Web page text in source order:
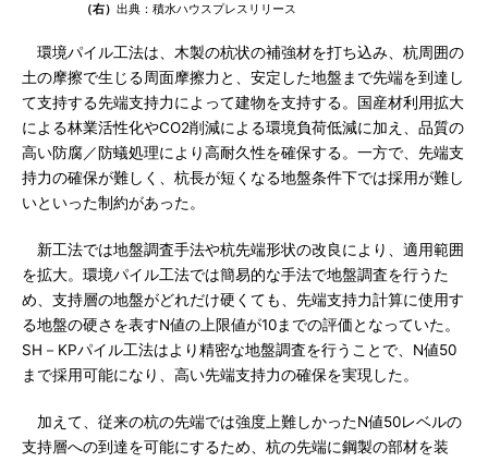
（右） 出典：積水ハウスプレスリリース
環境パイル工法は、木製の杭状の補強材を打ち込み、杭周囲の
土の摩擦で生じる周面摩擦力と、安定した地盤まで先端を到達し
て支持する先端支持力によって建物を支持する。国産材利用拡大
による林業活性化やCO2削減による環境負荷低減に加え、品質の
高い防腐／防蟻処理により高耐久性を確保する。一方で、先端支
持力の確保が難しく、杭長が短くなる地盤条件下では採用が難し
いといった制約があった。
新工法では地盤調査手法や杭先端形状の改良により、適用範囲
を拡大。環境パイル工法では簡易的な手法で地盤調査を行うた
め、支持層の地盤がどれだけ硬くても、先端支持力計算に使用す
る地盤の硬さを表すN値の上限値が10までの評価となっていた。
SH－KPパイル工法はより精密な地盤調査を行うことで、N値50
まで採用可能になり、高い先端支持力の確保を実現した。
加えて、従来の杭の先端では強度上難しかったN値50レベルの
支持層への到達を可能にするため、杭の先端に鋼製の部材を装